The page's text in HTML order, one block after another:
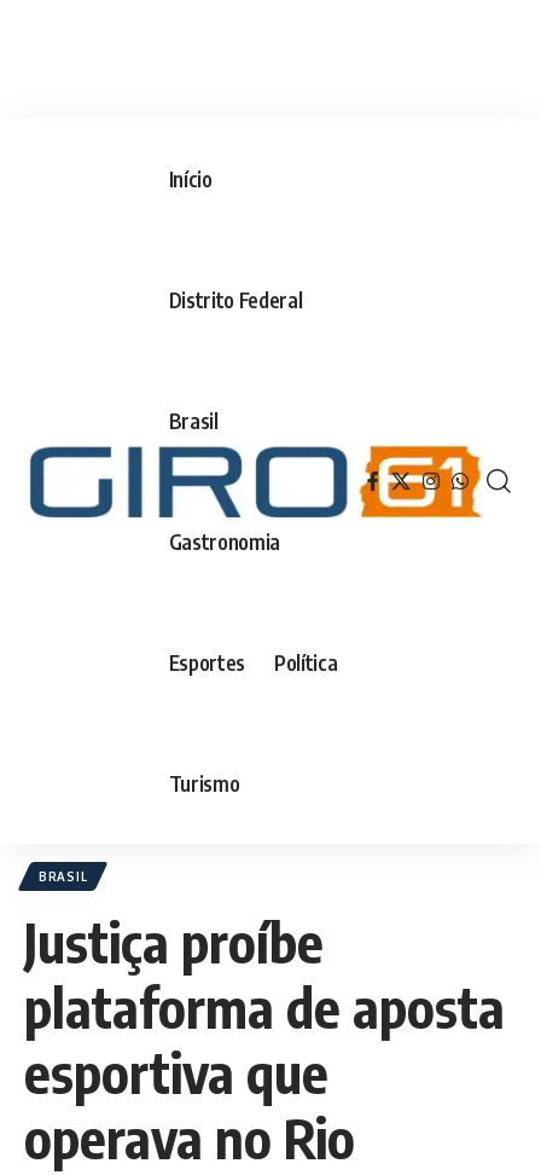
Início
Distrito Federal
Brasil
Gastronomia
Esportes Política
Turismo
BRASIL
Justiça proíbe
plataforma de aposta
esportiva que
operava no Rio